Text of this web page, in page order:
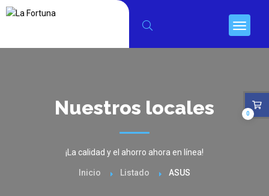
Nuestros locales
¡La calidad y el ahorro ahora en línea!
Inicio Listado ASUS
0